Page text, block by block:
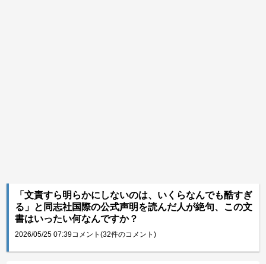
「文責すら明らかにしないのは、いくらなんでも酷すぎ
る」と同志社国際の公式声明を読んだ人が絶句、この文
書はいったい何なんですか？
2026/05/25 07:39コメント(32件のコメント)